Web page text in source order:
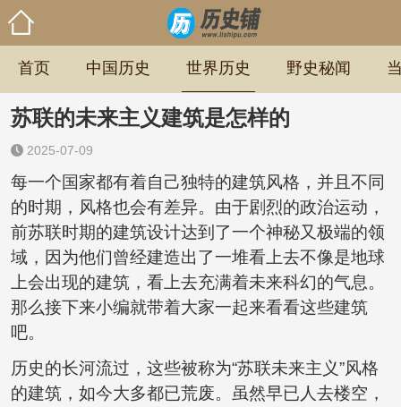
首页 中国历史 世界历史 野史秘闻
苏联的未来主义建筑是怎样的
2025-07-09
每一个国家都有着自己独特的建筑风格，并且不同
的时期，风格也会有差异。由于剧烈的政治运动，
前苏联时期的建筑设计达到了一个神秘又极端的领
域，因为他们曾经建造出了一堆看上去不像是地球
上会出现的建筑，看上去充满着未来科幻的气息。
那么接下来小编就带着大家一起来看看这些建筑
吧。
历史的长河流过，这些被称为“苏联未来主义”风格
的建筑，如今大多都已荒废。虽然早已人去楼空，